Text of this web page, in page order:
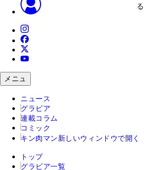
る
メニュ
ニュース
グラビア
連載コラム
コミック
キン肉マン 新しいウィンドウで開く
トップ
グラビア一覧